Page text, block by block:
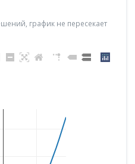
график не пересекает